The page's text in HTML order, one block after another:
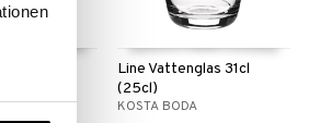
Line Vattenglas 31cl
(25cl)
KOSTA BODA